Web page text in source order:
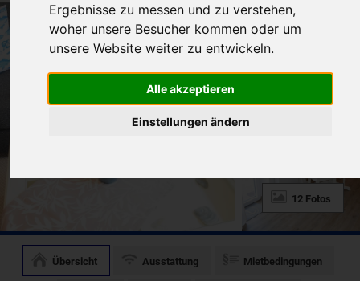
Ergebnisse zu messen und zu verstehen,
woher unsere Besucher kommen oder um
unsere Website weiter zu entwickeln.
Alle akzeptieren
Einstellungen ändern
12 Fotos
Übersicht Ausstattung Mietbedingungen